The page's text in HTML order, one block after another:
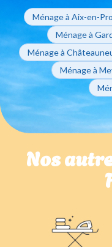
Ménage à Aix-en-
Ménage à
Ménage à
Ménage à
Nos